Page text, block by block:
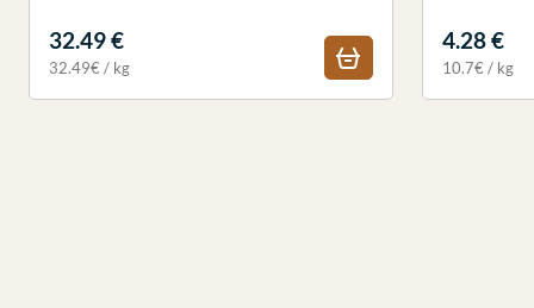
32.49 €
32.49€ / kg
4.28 €
10.7€ / kg